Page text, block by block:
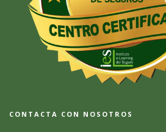
CONTACTA CON NOSOTROS